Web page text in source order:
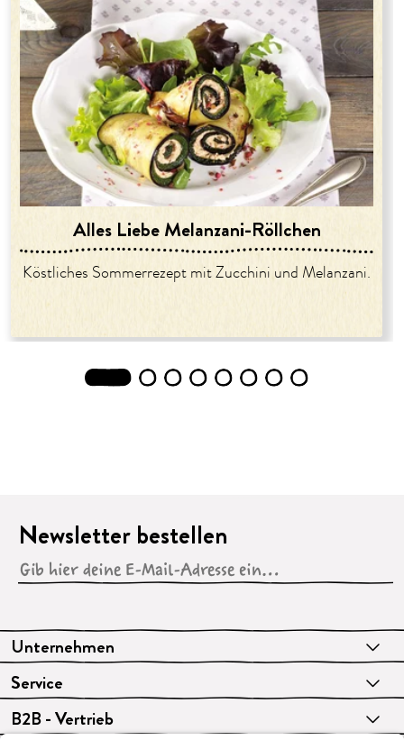
Alles Liebe Melanzani-Röllchen
Köstliches Sommerrezept mit Zucchini und Melanzani.
2 3 4 5 6 7 8
Unternehmen
Service
B2B - Vertrieb
Newsletter bestellen